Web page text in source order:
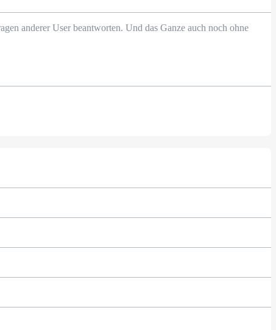
anderer User beantworten. Und das Ganze auch noch ohne